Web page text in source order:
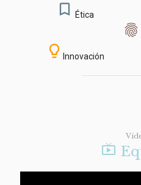
bookmark_border Ética
ic_fingerprint
lightbulb_outlineInnovación
